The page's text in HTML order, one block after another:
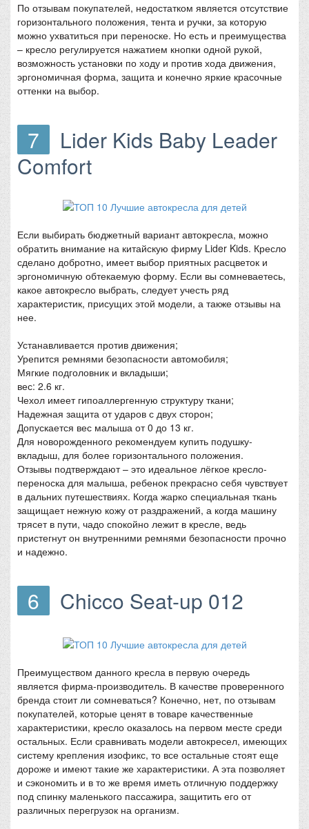
По отзывам покупателей, недостатком является отсутствие
горизонтального положения, тента и ручки, за которую
можно ухватиться при переноске. Но есть и преимущества
– кресло регулируется нажатием кнопки одной рукой,
возможность установки по ходу и против хода движения,
эргономичная форма, защита и конечно яркие красочные
оттенки на выбор.
7
Lider Kids Baby Leader
Comfort
Если выбирать бюджетный вариант автокресла, можно
обратить внимание на китайскую фирму Lider Kids. Кресло
сделано добротно, имеет выбор приятных расцветок и
эргономичную обтекаемую форму. Если вы сомневаетесь,
какое автокресло выбрать, следует учесть ряд
характеристик, присущих этой модели, а также отзывы на
нее.
Устанавливается против движения;
Урепится ремнями безопасности автомобиля;
Мягкие подголовник и вкладыши;
вес: 2.6 кг.
Чехол имеет гипоаллергенную структуру ткани;
Надежная защита от ударов с двух сторон;
Допускается вес малыша от 0 до 13 кг.
Для новорожденного рекомендуем купить подушку-
вкладыш, для более горизонтального положения.
Отзывы подтверждают – это идеальное лёгкое кресло-
переноска для малыша, ребенок прекрасно себя чувствует
в дальних путешествиях. Когда жарко специальная ткань
защищает нежную кожу от раздражений, а когда машину
трясет в пути, чадо спокойно лежит в кресле, ведь
пристегнут он внутренними ремнями безопасности прочно
и надежно.
6 Chicco Seat-up 012
Преимуществом данного кресла в первую очередь
является фирма-производитель. В качестве проверенного
бренда стоит ли сомневаться? Конечно, нет, по отзывам
покупателей, которые ценят в товаре качественные
характеристики, кресло оказалось на первом месте среди
остальных. Если сравнивать модели автокресел, имеющих
систему крепления изофикс, то все остальные стоят еще
дороже и имеют такие же характеристики. А эта позволяет
и сэкономить и в то же время иметь отличную поддержку
под спинку маленького пассажира, защитить его от
различных перегрузок на организм.